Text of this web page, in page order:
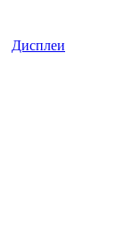
Дисплеи